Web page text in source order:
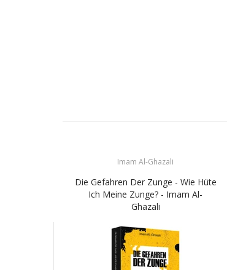
Imam Al-Ghazali
Die Gefahren Der Zunge - Wie Hüte
Ich Meine Zunge? - Imam Al-
Ghazali